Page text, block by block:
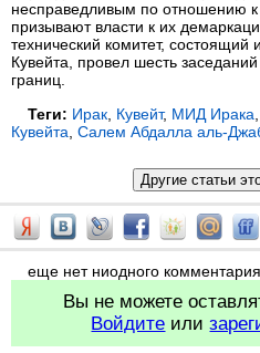
несправедливым по отношению
призывают власти к их
технический комитет, состоящий
Кувейта, провел шесть
границ.
Теги: Ирак Кувейт, МИД Ирака
Кувейта Салем Абдалла аль-
еще нет ниодного
Вы не можете
Войдите или